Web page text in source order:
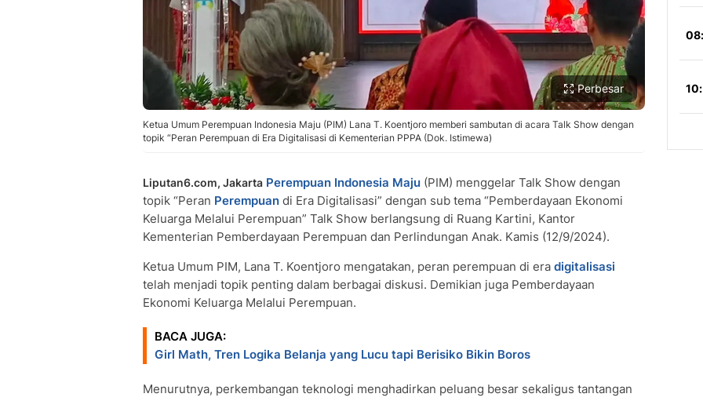
Perbesar
Ketua Umum Perempuan Indonesia Maju (PIM) Lana T. Koentjoro memberi sambutan di acara Talk Show dengan
topik “Peran Perempuan di Era Digitalisasi di Kementerian PPPA (Dok. Istimewa)
Liputan6.com, Jakarta Perempuan Indonesia Maju (PIM) menggelar Talk Show dengan
topik “Peran Perempuan di Era Digitalisasi” dengan sub tema “Pemberdayaan Ekonomi
Keluarga Melalui Perempuan” Talk Show berlangsung di Ruang Kartini, Kantor
Kementerian Pemberdayaan Perempuan dan Perlindungan Anak. Kamis (12/9/2024).
Ketua Umum PIM, Lana T. Koentjoro mengatakan, peran perempuan di era digitalisasi
telah menjadi topik penting dalam berbagai diskusi. Demikian juga Pemberdayaan
Ekonomi Keluarga Melalui Perempuan.
BACA JUGA:
Girl Math, Tren Logika Belanja yang Lucu tapi Berisiko Bikin Boros
Menurutnya, perkembangan teknologi menghadirkan peluang besar sekaligus tantangan